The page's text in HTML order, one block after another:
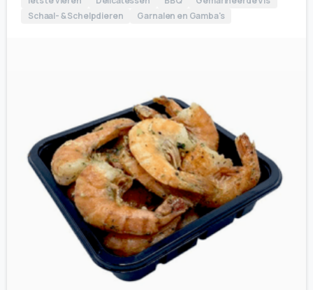
Schaal- & Schelpdieren
Garnalen en Gamba's